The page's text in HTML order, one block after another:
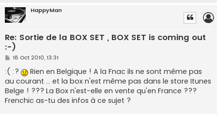
HappyMan
Re: Sortie de la BOX SET , BOX SET is coming out
:-)
P
s
18 Oct 2010, 13:31
:( :?
Rien en Belgique ! A la Fnac ils ne sont même pas
au courant ... et la box n'est même pas dans le store Itunes
Belge ! ??? La Box n'est-elle en vente qu'en France ???
Frenchic as-tu des infos à ce sujet ?